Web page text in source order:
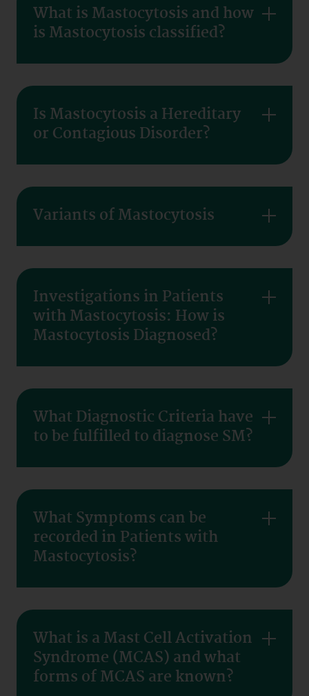
What is Mastocytosis and how
is Mastocytosis classified?
Is Mastocytosis a Hereditary
or Contagious Disorder?
Variants of Mastocytosis
Investigations in Patients
with Mastocytosis: How is
Mastocytosis Diagnosed?
What Diagnostic Criteria have
to be fulfilled to diagnose SM?
What Symptoms can be
recorded in Patients with
Mastocytosis?
What is a Mast Cell Activation
Syndrome (MCAS) and what
forms of MCAS are known?